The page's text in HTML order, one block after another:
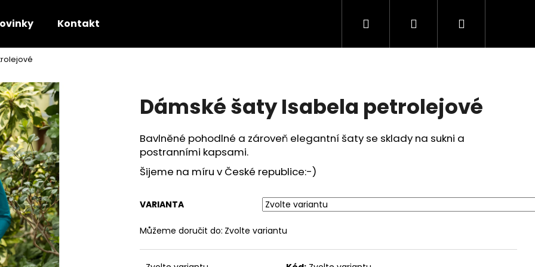
Kontakt Hledat PřihlášeníNákupní
Dámské šaty Isabela petrolejové
Bavlněné pohodlné a zároveň elegantní šaty se sklady na sukni a
postranními kapsami.
Šijeme na míru v České republice:-)
VARIANTA
Můžeme doručit do: Zvolte variantu
Co potřebujete najít?
HLEDAT
Doporučujeme
SATÉNOVÁ DLOUHÁ SUKNĚ